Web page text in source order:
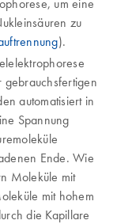
um eine
zu
).
automatisiert in
Spannung
Ende. Wie
Moleküle mit
mit hohem
die Kapillare